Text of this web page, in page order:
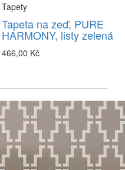
Tapety
Tapeta na zeď, PURE
HARMONY, listy zelená
466,00 Kč